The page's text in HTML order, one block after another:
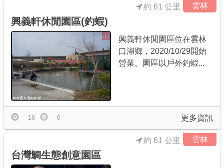
雲林
興義軒休閒園區(釣蝦)
約 61 公里
興義軒休閒園區位在雲林
口湖鄉，2020/10/29開始
營業。園區以戶外釣蝦...
更多資訊
18 0
雲林
台灣鯛生態創意園區
約 61 公里